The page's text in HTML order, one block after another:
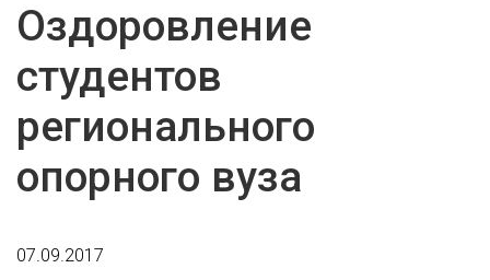
Оздоровление
студентов
регионального
опорного вуза
07.09.2017